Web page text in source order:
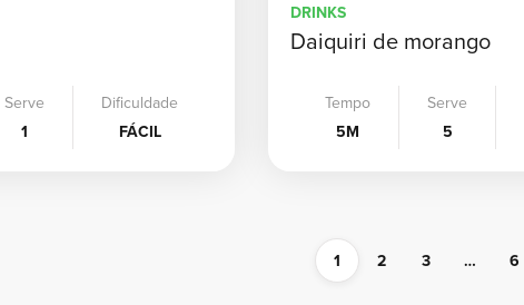
Serve
1
Dificuldade
FÁCIL
DRINKS
Daiquiri de morango
Tempo
5M
Serve
5
1 2 3 … 6